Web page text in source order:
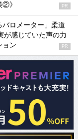
②》
PR
バロメーター」柔道
が感じていた声の力
ョン
PR